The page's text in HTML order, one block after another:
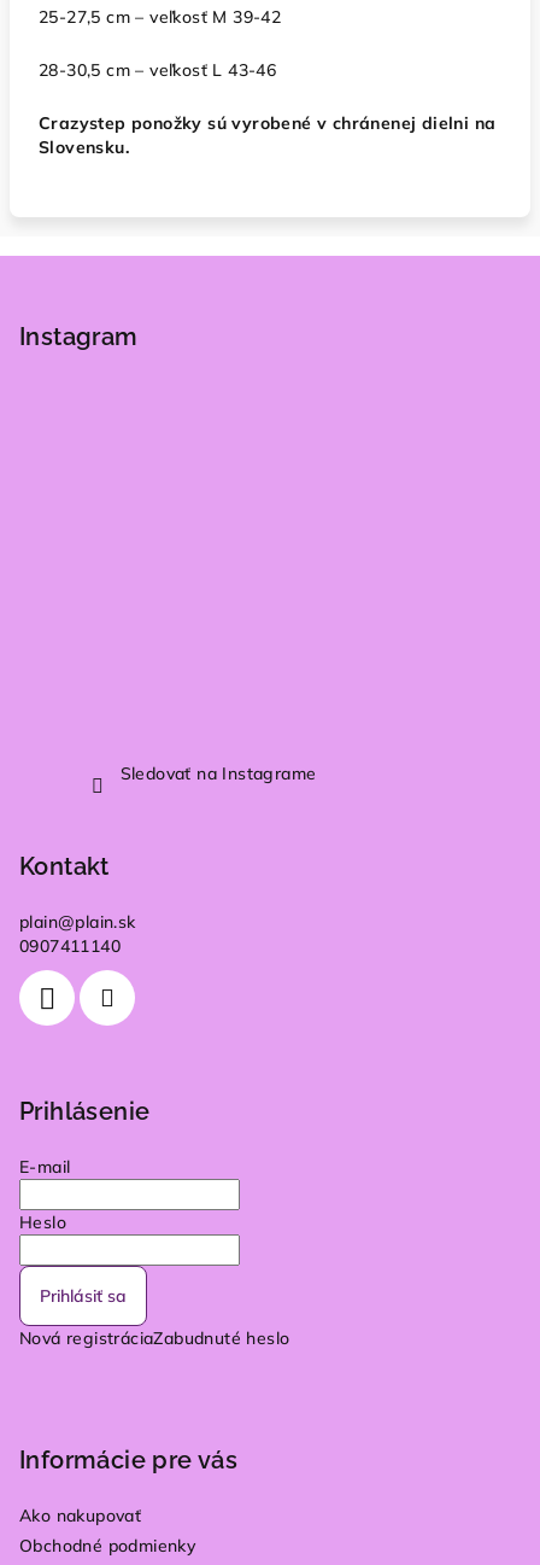
25-27,5 cm – veľkosť M 39-42
28-30,5 cm – veľkosť L 43-46
Crazystep ponožky sú vyrobené v chránenej dielni na
Slovensku.
Instagram
Sledovať na Instagrame
Kontakt
plain@plain.sk
0907411140
Prihlásenie
E-mail
Heslo
Prihlásiť sa
Nová registráciaZabudnuté heslo
Informácie pre vás
Ako nakupovať
Obchodné podmienky